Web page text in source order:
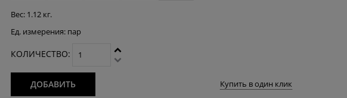
Вес: 1.12 кг.
Ед. измерения: пар
КОЛИЧЕСТВО:
ДОБАВИТЬ Купить в один клик